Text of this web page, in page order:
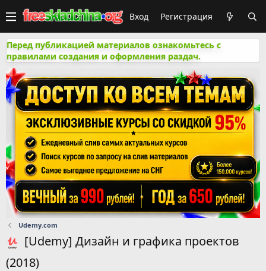
Вход Регистрация
Перед публикацией материалов ознакомьтесь с
правилами создания и оформления раздач.
Udemy.com
[Udemy] Дизайн и графика проектов
(2018)